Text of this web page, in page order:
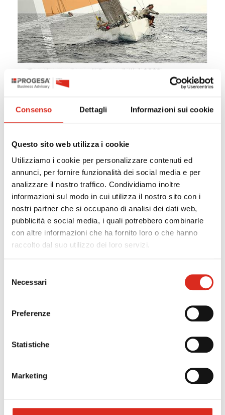
Consenso Dettagli Informazioni sui cookie
Questo sito web utilizza i cookie
Utilizziamo i cookie per personalizzare contenuti ed
annunci, per fornire funzionalità dei social media e per
analizzare il nostro traffico. Condividiamo inoltre
informazioni sul modo in cui utilizza il nostro sito con i
nostri partner che si occupano di analisi dei dati web,
pubblicità e social media, i quali potrebbero combinarle
con altre informazioni che ha fornito loro o che hanno
raccolto dal suo utilizzo dei loro servizi.
delNecessari
Preferenze
Statistiche
Marketing
Scarica il nostro report di sostenibilità 2023
Contattaci per avere
maggiori informazioni
precedente:
t-check: software compliance tassonomia
europea per cfo e responsabili qualità
successivo:econup
Scopri tutte le news relative al topic Sostenibilità